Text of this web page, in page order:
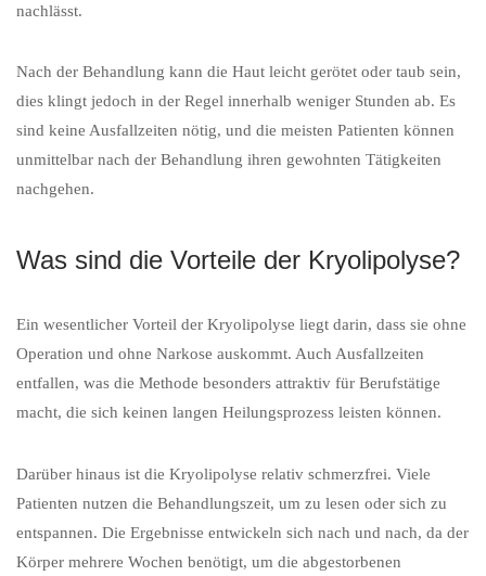
nachlässt.
Nach der Behandlung kann die Haut leicht gerötet oder taub sein,
dies klingt jedoch in der Regel innerhalb weniger Stunden ab. Es
sind keine Ausfallzeiten nötig, und die meisten Patienten können
unmittelbar nach der Behandlung ihren gewohnten Tätigkeiten
nachgehen.
Was sind die Vorteile der Kryolipolyse?
Ein wesentlicher Vorteil der Kryolipolyse liegt darin, dass sie ohne
Operation und ohne Narkose auskommt. Auch Ausfallzeiten
entfallen, was die Methode besonders attraktiv für Berufstätige
macht, die sich keinen langen Heilungsprozess leisten können.
Darüber hinaus ist die Kryolipolyse relativ schmerzfrei. Viele
Patienten nutzen die Behandlungszeit, um zu lesen oder sich zu
entspannen. Die Ergebnisse entwickeln sich nach und nach, da der
Körper mehrere Wochen benötigt, um die abgestorbenen